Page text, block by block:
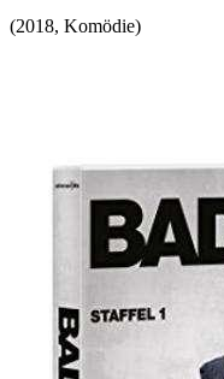
(2018, Komödie)